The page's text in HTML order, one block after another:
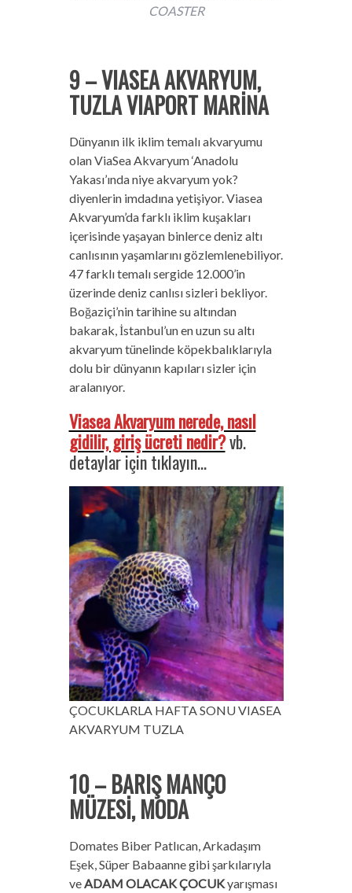
COASTER
9 – VIASEA AKVARYUM,
TUZLA VIAPORT MARİNA
Dünyanın ilk iklim temalı akvaryumu
olan ViaSea Akvaryum ‘Anadolu
Yakası’ında niye akvaryum yok?
diyenlerin imdadına yetişiyor. Viasea
Akvaryum’da farklı iklim kuşakları
içerisinde yaşayan binlerce deniz altı
canlısının yaşamlarını gözlemlenebiliyor.
47 farklı temalı sergide 12.000’in
üzerinde deniz canlısı sizleri bekliyor.
Boğaziçi’nin tarihine su altından
bakarak, İstanbul’un en uzun su altı
akvaryum tünelinde köpekbalıklarıyla
dolu bir dünyanın kapıları sizler için
aralanıyor.
Viasea Akvaryum nerede, nasıl
gidilir, giriş ücreti nedir?vb.
detaylar için tıklayın…
ÇOCUKLARLA HAFTA SONU VIASEA
AKVARYUM TUZLA
10 – BARIŞ MANÇO
MÜZESİ, MODA
Domates Biber Patlıcan, Arkadaşım
Eşek, Süper Babaanne gibi şarkılarıyla
veADAM OLACAK ÇOCUKyarışması